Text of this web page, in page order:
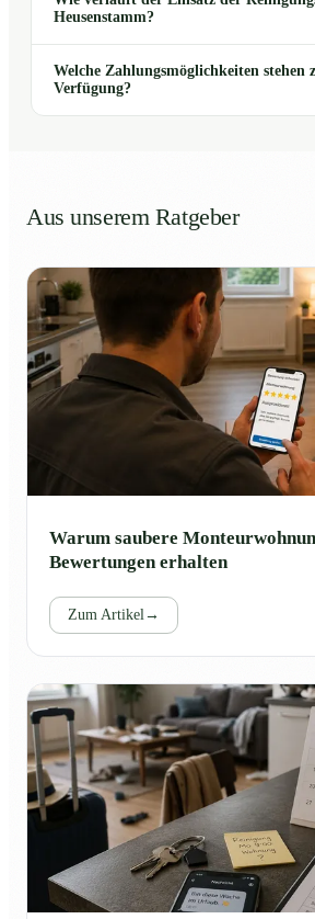
Heusenstamm?
Welche Zahlungsmöglichkeiten stehen
Verfügung?
Aus unserem Ratgeber
Warum saubere
Bewertungen erhalten
Zum Artikel →